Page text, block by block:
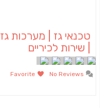
טכנאי גז | מערכות גז
| שירות לכיריים